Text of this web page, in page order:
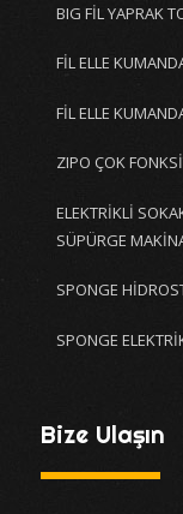
BIG FİL YAPRAK
FİL ELLE
FİL ELLE
ZIPO ÇOK
ELEKTRİKLİ
SÜPÜRGE
SPONGE
SPONGE
Bize Ulaşın